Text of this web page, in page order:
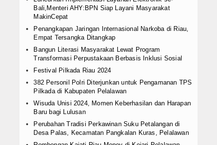
Bali,Menteri AHY:BPN Siap Layani Masyarakat
MakinCepat
Penangkapan Jaringan Internasional Narkoba di Riau,
Empat Tersangka Ditangkap
Bangun Literasi Masyarakat Lewat Program
Transformasi Perpustakaan Berbasis Inklusi Sosial
Festival Pilkada Riau 2024
382 Personil Polri Diterjunkan untuk Pengamanan TPS
Pilkada di Kabupaten Pelalawan
Wisuda Unisi 2024, Momen Keberhasilan dan Harapan
Baru bagi Lulusan
Perubahan Tradisi Perkawinan Suku Petalangan di
Desa Palas, Kecamatan Pangkalan Kuras, Pelalawan